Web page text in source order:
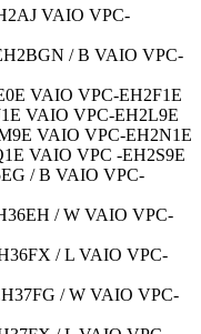
VAIO VPC-
/ B VAIO VPC-
VAIO VPC-EH2F1E
VAIO VPC-EH2L9E
VAIO VPC-EH2N1E
VAIO VPC -EH2S9E
/ B VAIO VPC-
/ W VAIO VPC-
/ L VAIO VPC-
/ W VAIO VPC-